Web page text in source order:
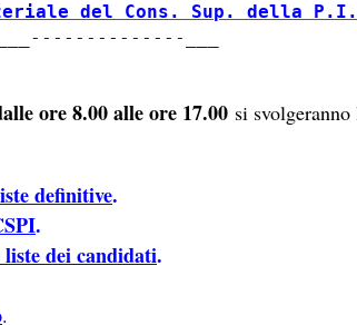
del Cons. Sup. della P.I.
___--------------___
ore 8.00 alle ore 17.00 si
definitive.
.
dei candidati.
.